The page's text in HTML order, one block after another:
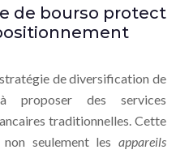
de bourso protect
de diversification de
proposer des services
traditionnelles. Cette
seulement les appareils